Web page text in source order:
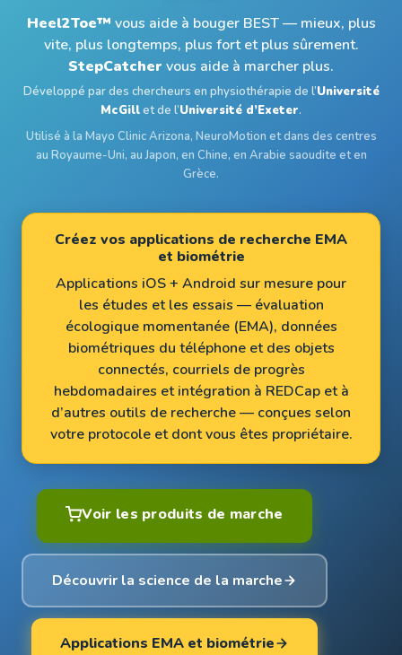
Créez vos EMA et biométrie
Ressources
Recherche
Notre équipe
Heel2Toe™ vous aide à bouger BEST — mieux, plus
vite, plus longtemps, plus fort et plus sûrement.
StepCatcher vous aide à marcher plus.
Développé par des chercheurs en physiothérapie de l’Université
McGillet de l’Université d’Exeter.
Utilisé à la Mayo Clinic Arizona, NeuroMotion et dans des centres
au Royaume-Uni, au Japon, en Chine, en Arabie saoudite et en
Grèce.
Créez vos applications de recherche EMA
et biométrie
Applications iOS + Android sur mesure pour
les études et les essais — évaluation
écologique momentanée (EMA), données
biométriques du téléphone et des objets
connectés, courriels de progrès
hebdomadaires et intégration à REDCap et à
d’autres outils de recherche — conçues selon
votre protocole et dont vous êtes propriétaire.
Voir les produits de marche
Découvrir la science de la marche
Applications EMA et biométrie